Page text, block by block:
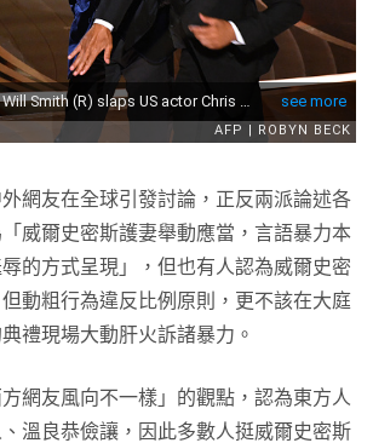
網友在全球引發討論，正反兩派論述各
威爾史密斯護妻舉動應當，言語暴力本
的方式呈現」，但也有人認為威爾史密
動粗行為違反比例原則，更不該在大庭
禮現場大動肝火訴諸暴力。
網友風向不一樣」的觀點，認為東方人
溫良恭儉讓，因此多數人挺威爾史密斯